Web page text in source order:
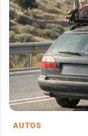
AUTOS